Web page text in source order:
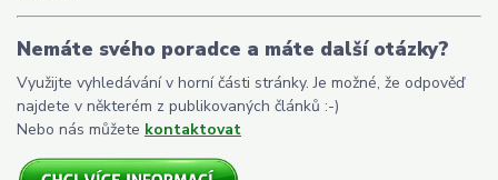
Nemáte svého poradce a máte další otázky?
Využijte vyhledávání v horní části stránky. Je možné, že odpověď
najdete v některém z publikovaných článků :-)
Nebo nás můžete kontaktovat